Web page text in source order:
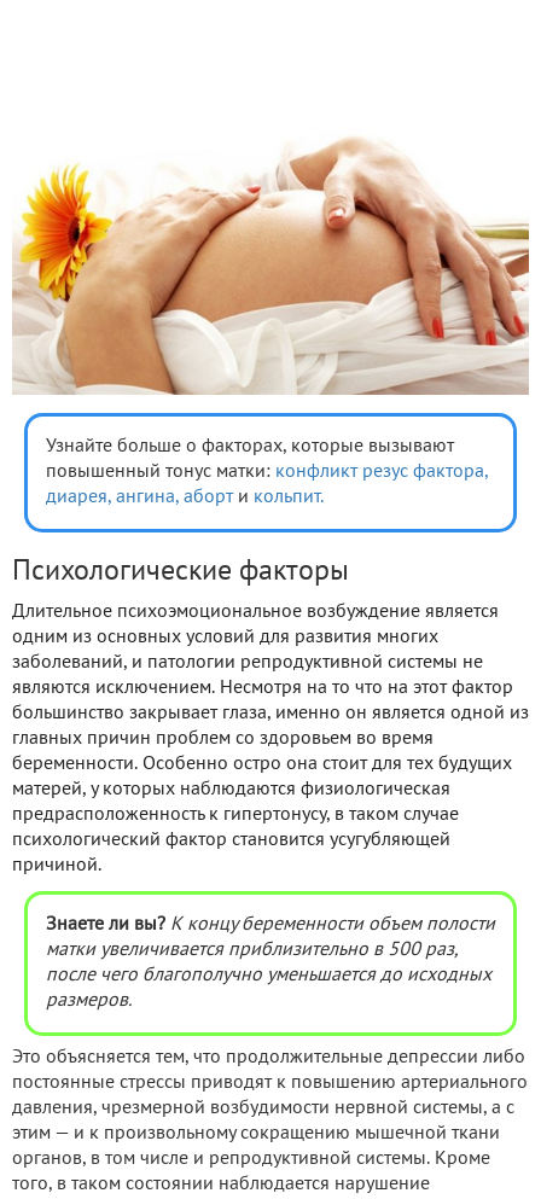
Узнайте больше о факторах, которые вызывают
повышенный тонус матки: конфликт резус фактора,
диарея, ангина, аборти кольпит.
Психологические факторы
Длительное психоэмоциональное возбуждение является
одним из основных условий для развития многих
заболеваний, и патологии репродуктивной системы не
являются исключением. Несмотря на то что на этот фактор
большинство закрывает глаза, именно он является одной из
главных причин проблем со здоровьем во время
беременности. Особенно остро она стоит для тех будущих
матерей, у которых наблюдаются физиологическая
предрасположенность к гипертонусу, в таком случае
психологический фактор становится усугубляющей
причиной.
Знаете ли вы? К концу беременности объем полости
матки увеличивается приблизительно в 500 раз,
после чего благополучно уменьшается до исходных
размеров.
Это объясняется тем, что продолжительные депрессии либо
постоянные стрессы приводят к повышению артериального
давления, чрезмерной возбудимости нервной системы, а с
этим — и к произвольному сокращению мышечной ткани
органов, в том числе и репродуктивной системы. Кроме
того, в таком состоянии наблюдается нарушение